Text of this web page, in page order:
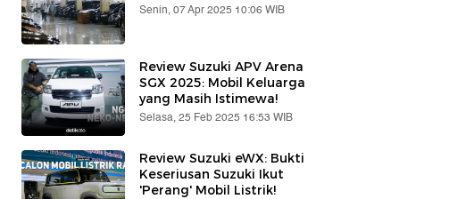
Senin, 07 Apr 2025 10:06 WIB
Review Suzuki APV Arena
SGX 2025: Mobil Keluarga
yang Masih Istimewa!
Selasa, 25 Feb 2025 16:53 WIB
Review Suzuki eWX: Bukti
Keseriusan Suzuki Ikut
'Perang' Mobil Listrik!